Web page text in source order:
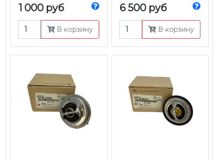
1 000 руб
В корзину
6 500 руб
В корзину